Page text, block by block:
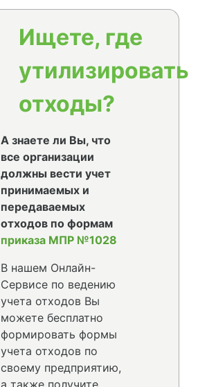
Ищете, где
утилизировать
отходы?
А знаете ли Вы, что
все организации
должны вести учет
принимаемых и
передаваемых
отходов по формам
приказа МПР №1028
В нашем Онлайн-
Сервисе по ведению
учета отходов Вы
можете бесплатно
формировать формы
учета отходов по
своему предприятию,